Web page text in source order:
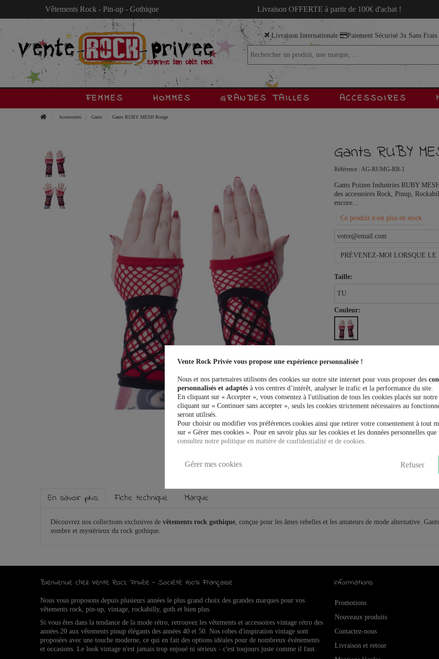
Vêtements Rock - Pin-up - Gothique Livraison OFFERTE à partir de 100€ d'achat !
Livraison Internationale Paiement Sécurisé 3x Sans Frais
FEMMES HOMMES GRANDES TAILLES ACCESSOIRES
Accessoires Gants Gants RUBY MESH Rouge
Gants RUBY
Référence : AG-RUMG-RB-1
Gants Poizen Industries RUBY
des accessoires Rock, Pinup,
encore...
Ce produit n'est plus en stock
PRÉVENEZ-MOI LORSQUE
Taille:
Couleur:
4,99 €
Plus que100,00 €et la
En savoir plus Fiche technique Marque
Découvrez nos collections exclusives devêtements rock gothique, conçue pour les âmes rebelles et les amateurs de mode alternative.
sombre et mystérieux du rock gothique.
Bienvenue chez Vente Rock Privée - Société 100% Française
Nous vous proposons depuis plusieurs années le plus grand choix des grandes marques pour vos
vêtements rock, pin-up, vintage, rockabilly, goth et bien plus.
Si vous êtes dans la tendance de la mode rétro, retrouvez les vêtements et accessoires vintage rétro des
années 20 aux vêtements pinup élégants des années 40 et 50.Nos robes d'inspiration vintage sont
proposées avec une touche moderne, ce qui en fait des options idéales pour de nombreux événements
et occasions.Le look vintage n'est jamais trop enjoué ni sérieux - c'est toujours juste comme il faut.
Informations
Promotions
Nouveaux produits
Contactez-nous
Livraison et retour
Vente Rock Privée vous propose une expérience personnalisée !
Nous et nos partenaires utilisons des cookies sur notre site internet pour vous proposer des
personnalisés et adaptés à vos centres d’intérêt, analyser le trafic et la performance du site.
En cliquant sur « Accepter », vous consentez à l'utilisation de tous les cookies placés sur
cliquant sur « Continuer sans accepter », seuls les cookies strictement nécessaires au
seront utilisés.
Pour choisir ou modifier vos préférences cookies ainsi que retirer votre consentement à tout
sur « Gérer mes cookies ». Pour en savoir plus sur les cookies et les données personnelles que
consultez notre politique en matière de confidentialité et de cookies.
Refuser
Gérer mes cookies